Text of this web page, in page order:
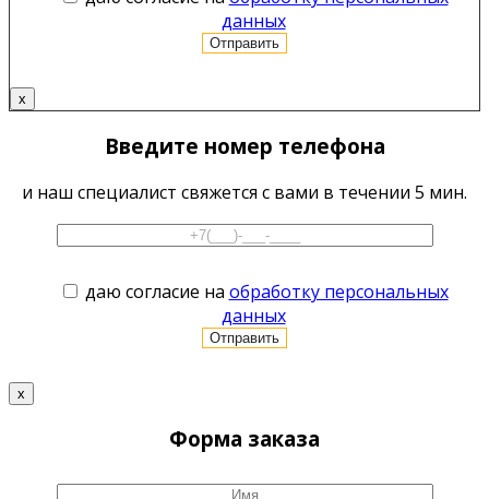
данных
x
Введите номер телефона
и наш специалист свяжется с вами в течении 5 мин.
даю согласие на обработку персональных
данных
x
Форма заказа